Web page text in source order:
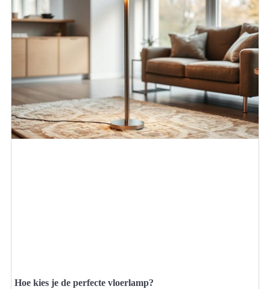
Hoe kies je de perfecte vloerlamp?